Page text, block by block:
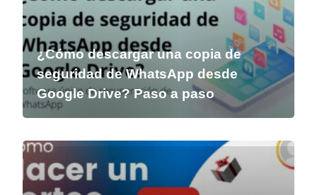
¿Cómo descargar una copia de
seguridad de WhatsApp desde
Google Drive? Paso a paso